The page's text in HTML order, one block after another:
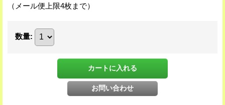
（メール便上限4枚まで）
数量: